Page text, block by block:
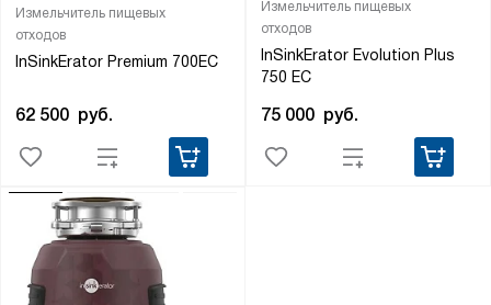
Измельчитель пищевых
отходов
InSinkErator Premium 700EC
62 500 руб.
Измельчитель пищевых
отходов
InSinkErator Evolution Plus
750 EC
75 000 руб.